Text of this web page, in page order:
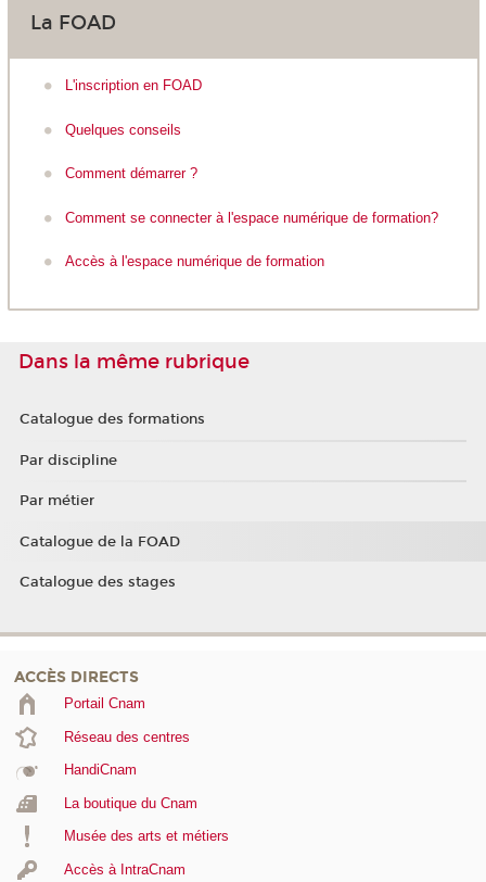
La FOAD
L'inscription en FOAD
Quelques conseils
Comment démarrer ?
Comment se connecter à l'espace numérique de formation?
Accès à l'espace numérique de formation
Dans la même rubrique
Catalogue des formations
Par discipline
Par métier
Catalogue de la FOAD
Catalogue des stages
ACCÈS DIRECTS
Portail Cnam
Réseau des centres
HandiCnam
La boutique du Cnam
Musée des arts et métiers
Accès à IntraCnam